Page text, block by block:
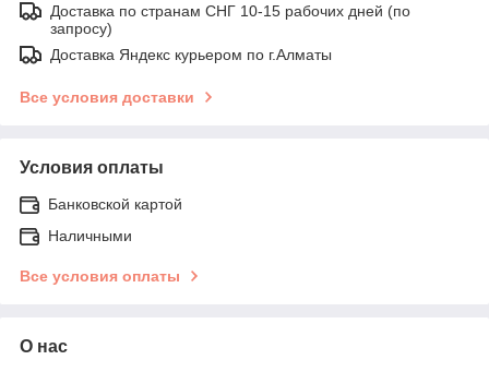
Доставка по странам СНГ 10-15 рабочих дней (по
запросу)
Доставка Яндекс курьером по г.Алматы
Все условия доставки
Условия оплаты
Банковской картой
Наличными
Все условия оплаты
О нас